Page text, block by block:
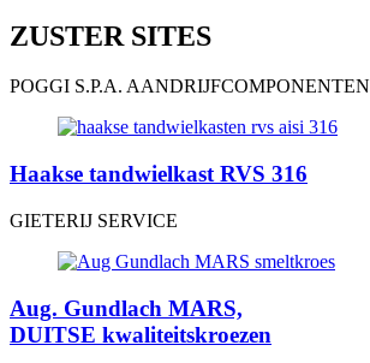
ZUSTER SITES
POGGI S.P.A. AANDRIJFCOMPONENTEN
Haakse tandwielkast RVS 316
GIETERIJ SERVICE
Aug. Gundlach MARS,
DUITSE kwaliteitskroezen